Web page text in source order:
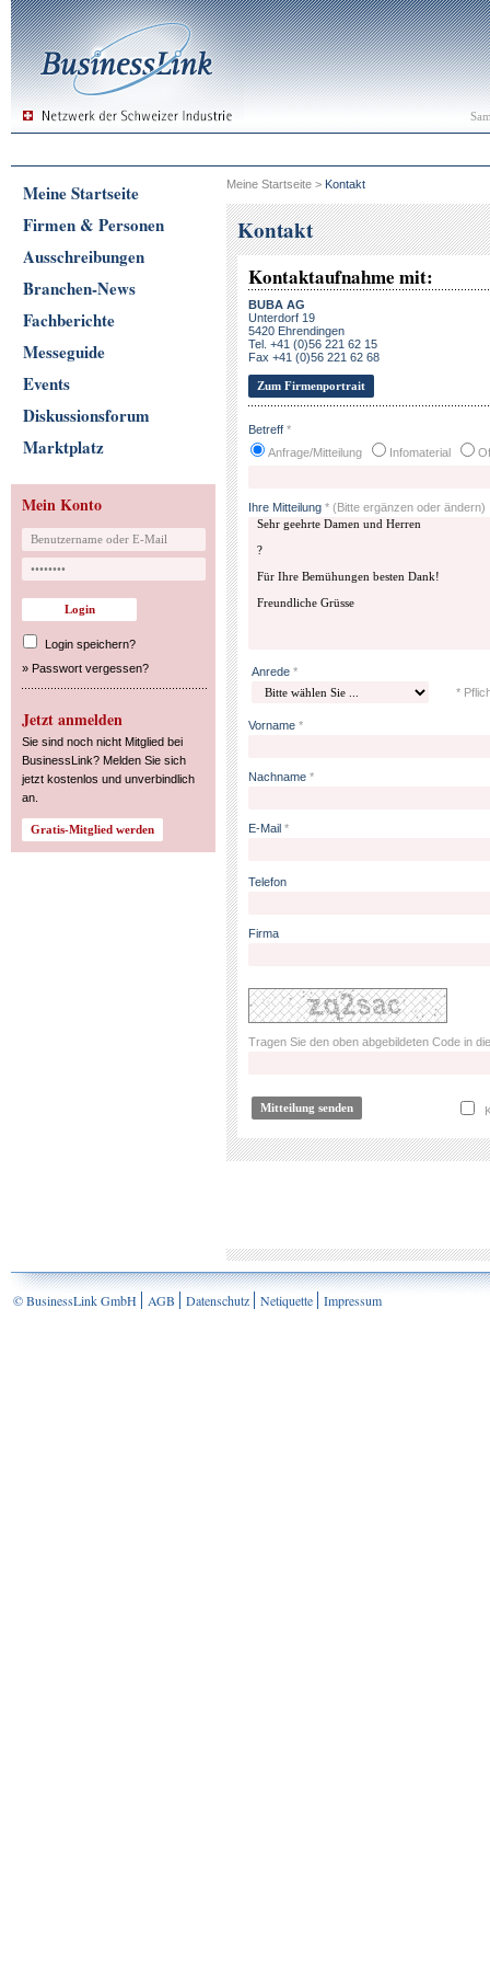
Meine Startseite
Firmen & Personen
Ausschreibungen
Branchen-News
Fachberichte
Messeguide
Events
Diskussionsforum
Marktplatz
Mein Konto
Login speichern?
» Passwort vergessen?
Jetzt anmelden
Sie sind noch nicht Mitglied bei
BusinessLink? Melden Sie sich
jetzt kostenlos und unverbindlich
an.
Meine Startseite > Kontakt
Kontakt
Kontaktaufnahme mit:
BUBA AG
Unterdorf 19
5420 Ehrendingen
Tel. +41 (0)56 221 62 15
Fax +41 (0)56 221 62 68
Zum Firmenportrait
Betreff *
Anfrage/Mitteilung
Infomaterial
Ihre Mitteilung * (Bitte ergänzen oder ändern)
Anrede *
*
Vorname *
Nachname *
E-Mail *
Telefon
Firma
Tragen Sie den oben abgebildeten Code in
© BusinessLink GmbH AGB Datenschutz Netiquette Impressum